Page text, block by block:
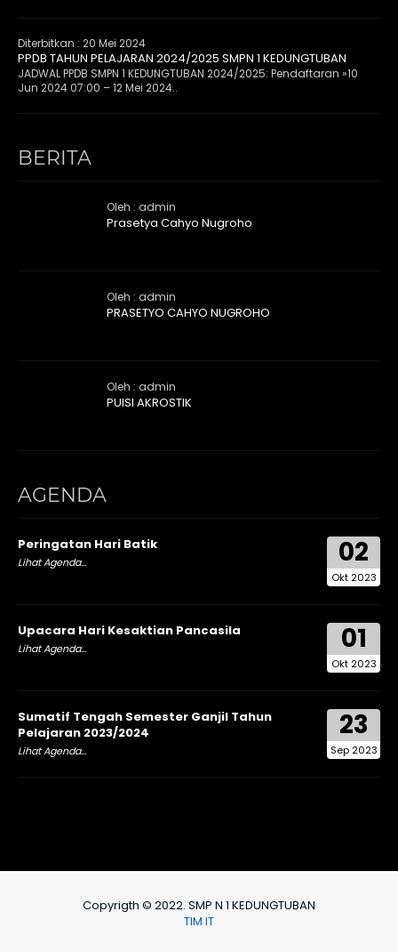
Diterbitkan : 20 Mei 2024
PPDB TAHUN PELAJARAN 2024/2025 SMPN 1 KEDUNGTUBAN
JADWAL PPDB SMPN 1 KEDUNGTUBAN 2024/2025: Pendaftaran »10
Jun 2024 07:00 – 12 Mei 2024..
BERITA
Oleh : admin
Prasetya Cahyo Nugroho
Oleh : admin
PRASETYO CAHYO NUGROHO
Oleh : admin
PUISI AKROSTIK
AGENDA
02
Okt 2023
Peringatan Hari Batik
Lihat Agenda...
01
Okt 2023
Upacara Hari Kesaktian Pancasila
Lihat Agenda...
23
Sep 2023
Sumatif Tengah Semester Ganjil Tahun
Pelajaran 2023/2024
Lihat Agenda...
Copyrigth © 2022. SMP N 1 KEDUNGTUBAN
TIM IT